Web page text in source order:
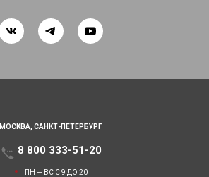
МОСКВА, САНКТ-ПЕТЕРБУРГ
8 800 333-51-20
ПН — ВС С 9 ДО 20